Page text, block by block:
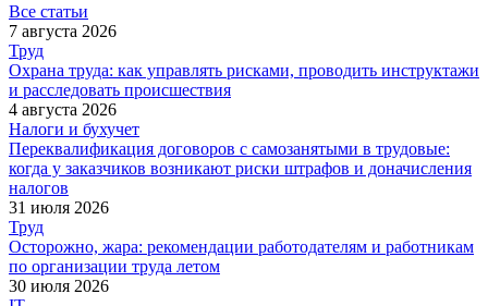
Все статьи
7 августа 2026
Труд
Охрана труда: как управлять рисками, проводить инструктажи
и расследовать происшествия
4 августа 2026
Налоги и бухучет
Переквалификация договоров с самозанятыми в трудовые:
когда у заказчиков возникают риски штрафов и доначисления
налогов
31 июля 2026
Труд
Осторожно, жара: рекомендации работодателям и работникам
по организации труда летом
30 июля 2026